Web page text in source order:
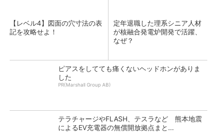
【レベル4】図面の穴寸法の表
記を攻略せよ！
定年退職した理系シニア人材
が核融合発電炉開発で活躍、
なぜ？
ピアスをしてても痛くないヘッドホンがありま
した
PR(Marshall Group AB)
テラチャージやFLASH、テスラなど 熊本地震
によるEV充電器の無償開放拠点まと...